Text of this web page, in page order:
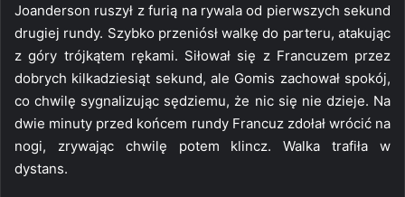
Joanderson ruszył z furią na rywala od pierwszych sekund
drugiej rundy. Szybko przeniósł walkę do parteru, atakując
z góry trójkątem rękami. Siłował się z Francuzem przez
dobrych kilkadziesiąt sekund, ale Gomis zachował spokój,
co chwilę sygnalizując sędziemu, że nic się nie dzieje. Na
dwie minuty przed końcem rundy Francuz zdołał wrócić na
nogi, zrywając chwilę potem klincz. Walka trafiła w
dystans.